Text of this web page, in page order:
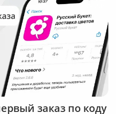
«Технология»
ул. Ипподромская,
заказ по коду